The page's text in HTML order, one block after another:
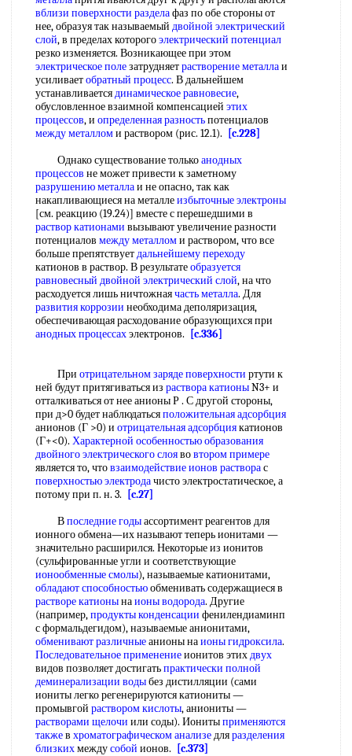
вблизи поверхности разделафаз по обе стороны от
нее, образуя так называемый двойной электрический
слой, в пределах которогоэлектрический потенциал
резко изменяется. Возникающее при этом
электрическое полезатрудняетрастворение металлаи
усиливаетобратный процесс. В дальнейшем
устанавливаетсядинамическое равновесие,
обусловленное взаимной компенсацией этих
процессов, и определенная разностьпотенциалов
между металломи раствором (рис. 12.1).
[c.228]
Однако существование толькоанодных
процессов не может привести к заметному
разрушению металлаи не опасно, так как
накапливающиеся на металлеизбыточные электроны
[см. реакцию (19.24)] вместе с перешедшими в
раствор катионами вызывают увеличение разности
потенциалов между металломи раствором, что все
больше препятствуетдальнейшему переходу
катионов в раствор. В результатеобразуется
равновесный двойной электрический слой, на что
расходуется лишь ничтожнаячасть металла. Для
развития коррозии необходима деполяризация,
обеспечивающая расходование образующихся при
анодных процессахэлектронов. [c.336]
При отрицательном заряде поверхности ртути к
ней будут притягиваться из раствора катионыN3+ и
отталкиваться от нее анионы Р . С другой стороны,
при д>0 будет наблюдатьсяположительная адсорбция
анионов (Г >0) и отрицательная адсорбциякатионов
(Г+<0). Характерной особенностьюобразования
двойного электрического слоявовтором примере
является то, чтовзаимодействие ионов растворас
поверхностью электродачисто электростатическое, а
потому при п. н. 3.
[c.27]
Впоследние годыассортимент реагентов для
ионного обмена—их называют теперь ионитами —
значительно расширился. Некоторые из ионитов
(сульфированные угли и соответствующие
ионообменные смолы), называемые катионитами,
обладают способностьюобменивать содержащиеся в
растворе катионынаионы водорода. Другие
(например,продукты конденсации фенилендиаминп
с формальдегидом), называемые анионитами,
обменивают различныеанионы наионы гидроксила.
Последовательное применениеионитов этихдвух
видов позволяет достигатьпрактически полной
деминерализации водыбез дистилляции (сами
иониты легко регенерируются катиониты —
промывгой раствором кислоты, аниониты —
растворами щелочи или соды). Ионитыприменяются
такжев хроматографическом анализедляразделения
близкихмеждусобой ионов.
[c.373]